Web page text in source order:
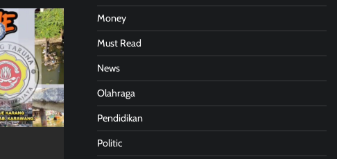
Money
Must Read
News
Olahraga
Pendidikan
Politic